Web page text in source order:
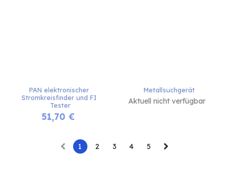
PAN elektronischer
Stromkreisfinder und FI
Tester
51,70 €
Metallsuchgerät
Aktuell nicht verfügbar
1 2 3 4 5